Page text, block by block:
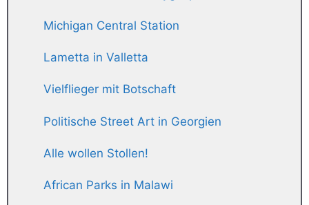
Michigan Central Station
Lametta in Valletta
Vielflieger mit Botschaft
Politische Street Art in Georgien
Alle wollen Stollen!
African Parks in Malawi